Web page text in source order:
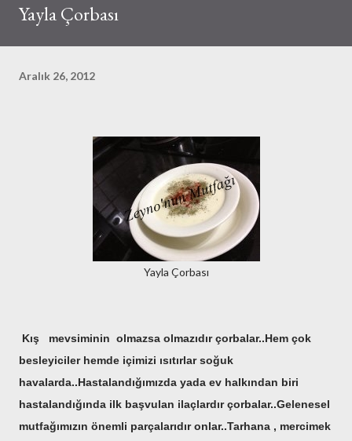
Yayla Çorbası
Aralık 26, 2012
Yayla Çorbası
Kış mevsiminin olmazsa olmazıdır çorbalar..Hem çok
besleyiciler hemde içimizi ısıtırlar soğuk
havalarda..Hastalandığımızda yada ev halkından biri
hastalandığında ilk başvulan ilaçlardır çorbalar..Gelenesel
mutfağımızın önemli parçalarıdır onlar..Tarhana , mercimek